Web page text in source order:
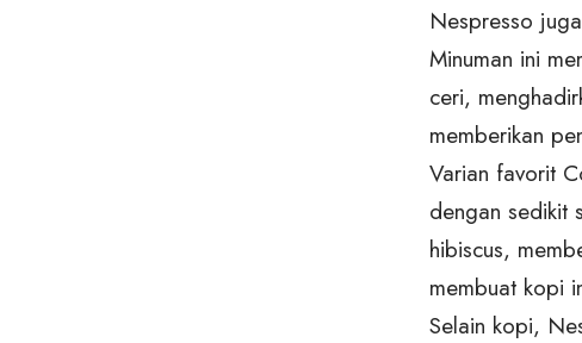
Nespresso
Minuman ini
ceri,
memberikan
Varian favorit
dengan sedikit
hibiscus,
membuat kopi
Selain kopi,